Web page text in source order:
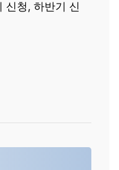
신청, 하반기 신